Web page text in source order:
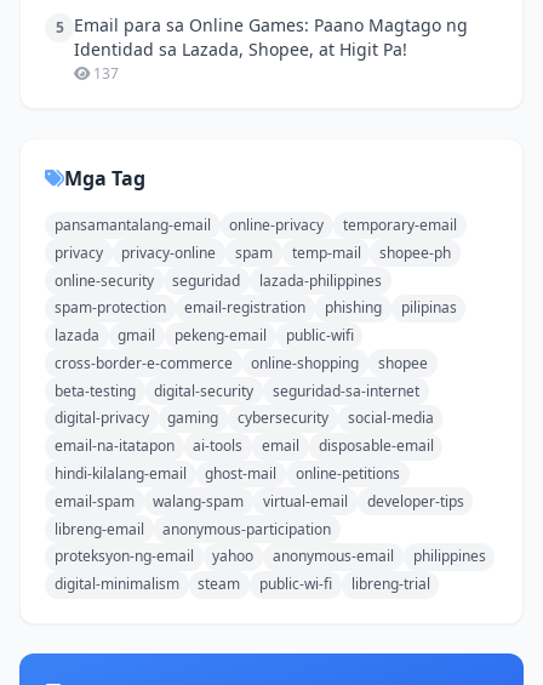
5 Email para sa Online Games: Paano Magtago ng
Identidad sa Lazada, Shopee, at Higit Pa!
137
Mga Tag
pansamantalang-email online-privacy
temporary-email
privacy
privacy-online spam temp-mail
shopee-ph
online-security
seguridad
lazada-philippines
spam-protection
email-registration phishing
pilipinas
lazada
gmail pekeng-email
public-wifi
cross-border-e-commerce
online-shopping
shopee
beta-testing
digital-security
seguridad-sa-internet
digital-privacy
gaming cybersecurity
social-media
email-na-itatapon
ai-tools email
disposable-email
hindi-kilalang-email
ghost-mail
online-petitions
email-spam
walang-spam virtual-email
developer-tips
libreng-email
anonymous-participation
proteksyon-ng-email
yahoo anonymous-email
philippines
digital-minimalism
steam public-wi-fi libreng-trial